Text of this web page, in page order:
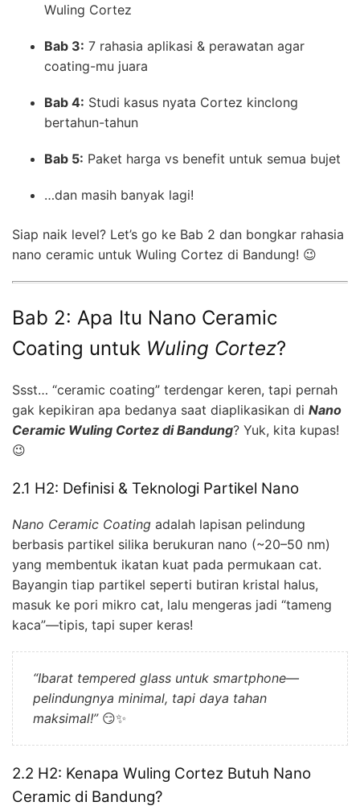
Wuling Cortez
Bab 3: 7 rahasia aplikasi & perawatan agar
coating-mu juara
Bab 4: Studi kasus nyata Cortez kinclong
bertahun-tahun
Bab 5: Paket harga vs benefit untuk semua bujet
…dan masih banyak lagi!
Siap naik level? Let’s go ke Bab 2 dan bongkar rahasia
nano ceramic untuk Wuling Cortez di Bandung! 😉
Bab 2: Apa Itu Nano Ceramic
Coating untuk Wuling Cortez?
Ssst… “ceramic coating” terdengar keren, tapi pernah
gak kepikiran apa bedanya saat diaplikasikan di Nano
Ceramic Wuling Cortez di Bandung? Yuk, kita kupas!
😉
2.1 H2: Definisi & Teknologi Partikel Nano
Nano Ceramic Coating adalah lapisan pelindung
berbasis partikel silika berukuran nano (~20–50 nm)
yang membentuk ikatan kuat pada permukaan cat.
Bayangin tiap partikel seperti butiran kristal halus,
masuk ke pori mikro cat, lalu mengeras jadi “tameng
kaca”—tipis, tapi super keras!
“Ibarat tempered glass untuk smartphone—
pelindungnya minimal, tapi daya tahan
maksimal!”😏✨
2.2 H2: Kenapa Wuling Cortez Butuh Nano
Ceramic di Bandung?